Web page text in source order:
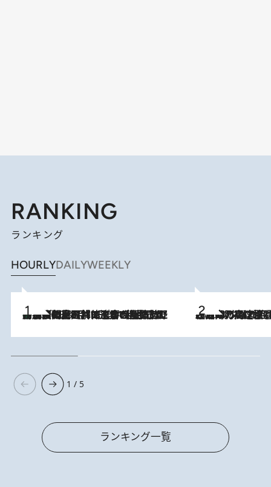
RANKING
ランキング
HOURLYDAILYWEEKLY
2026.8.8
「最後に見られてよかった」上野動物園の東園パンダ舎が解体前に特別公開。8月16日まで延長されたパネル展と共に辿る“半世紀”のパンダ飼育《解体工事の図面あり》 2026.8.7
「湘南乃風に憧れて」観客大盛上がりの“タオル回し”に、ラッパー顔負けの高速歌唱まで…さだまさし（74）のアグレッシブすぎる現在地
1 / 5
ランキング一覧